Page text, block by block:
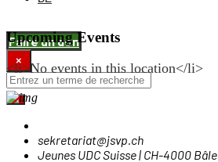
Faire un don
×
Upcoming Events
<li>No events in this location</li>
sekretariat@jsvp.ch
Jeunes UDC Suisse | CH-4000 Bâle